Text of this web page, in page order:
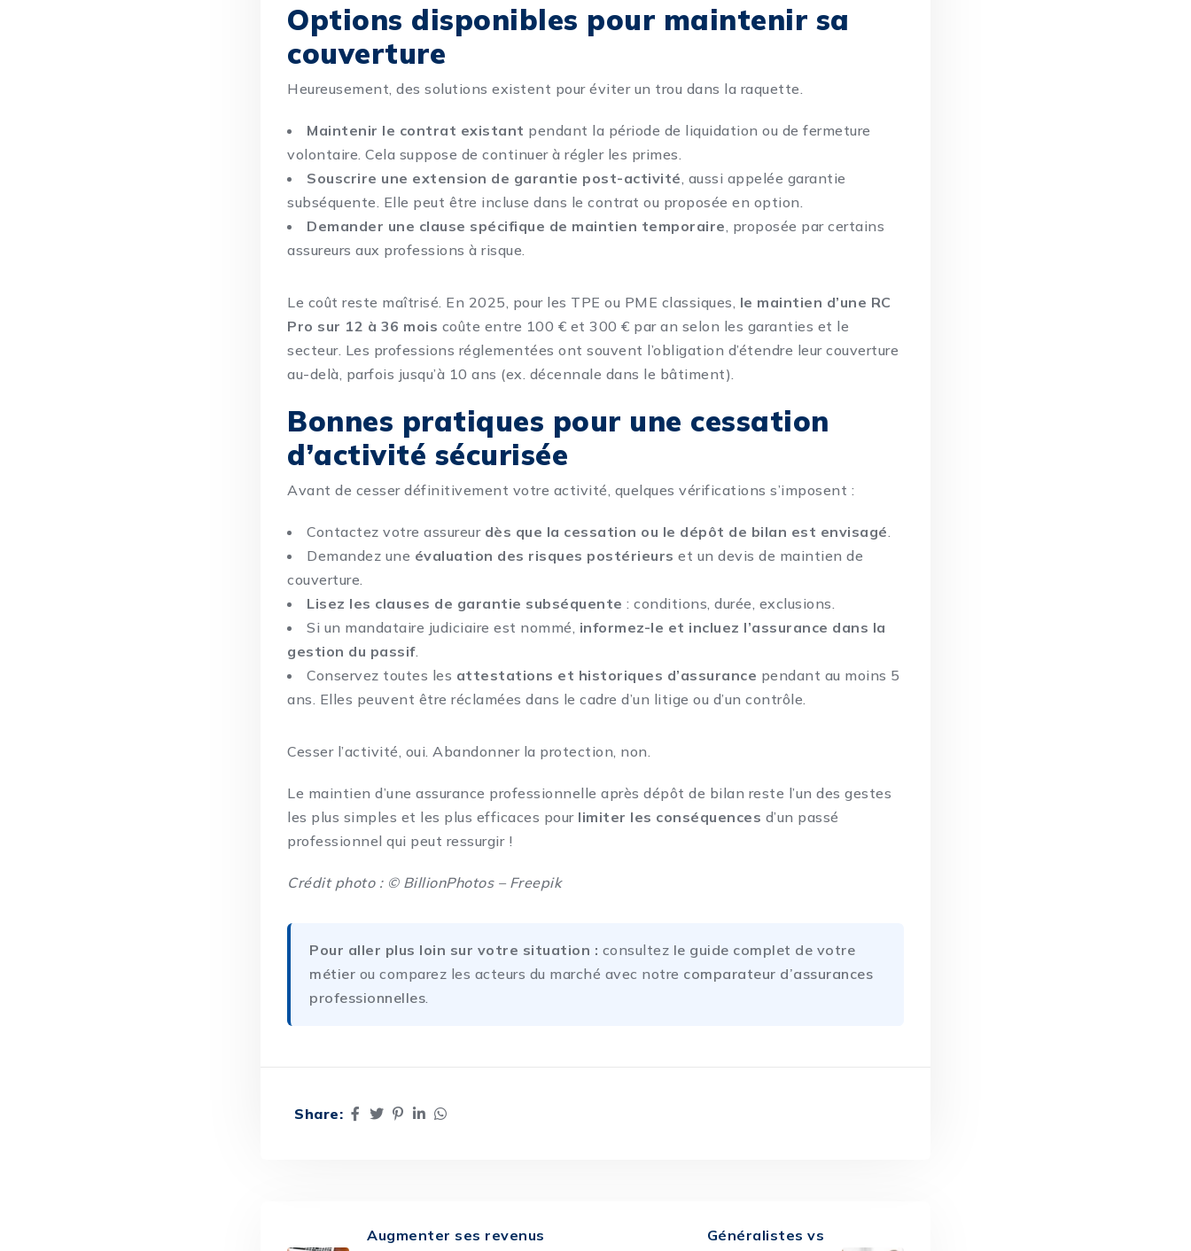
Options disponibles pour maintenir sa
couverture
Heureusement, des solutions existent pour éviter un trou dans la raquette.
Maintenir le contrat existant pendant la période de liquidation ou de fermeture
volontaire. Cela suppose de continuer à régler les primes.
Souscrire une extension de garantie post-activité , aussi appelée garantie
subséquente. Elle peut être incluse dans le contrat ou proposée en option.
Demander une clause spécifique de maintien temporaire , proposée par certains
assureurs aux professions à risque.
Le coût reste maîtrisé. En 2025, pour les TPE ou PME classiques, le maintien d’une RC
Pro sur 12 à 36 mois coûte entre 100 € et 300 € par an selon les garanties et le
secteur. Les professions réglementées ont souvent l’obligation d’étendre leur couverture
au-delà, parfois jusqu’à 10 ans (ex. décennale dans le bâtiment).
Bonnes pratiques pour une cessation
d’activité sécurisée
Avant de cesser définitivement votre activité, quelques vérifications s’imposent :
Contactez votre assureur dès que la cessation ou le dépôt de bilan est envisagé
Demandez une évaluation des risques postérieurs et un devis de maintien de
couverture.
Lisez les clauses de garantie subséquente : conditions, durée, exclusions.
Si un mandataire judiciaire est nommé, informez-le et incluez l’assurance dans la
gestion du passif.
Conservez toutes les attestations et historiques d’assurance pendant au moins 5
ans. Elles peuvent être réclamées dans le cadre d’un litige ou d’un contrôle.
Cesser l’activité, oui. Abandonner la protection, non.
Le maintien d’une assurance professionnelle après dépôt de bilan reste l’un des gestes
les plus simples et les plus efficaces pour limiter les conséquences d’un passé
professionnel qui peut ressurgir !
Crédit photo : © BillionPhotos – Freepik
Pour aller plus loin sur votre situation : consultez le guide complet de votre
métier ou comparez les acteurs du marché avec notre comparateur d’assurances
professionnelles.
Share:
Augmenter ses revenus
Généralistes vs